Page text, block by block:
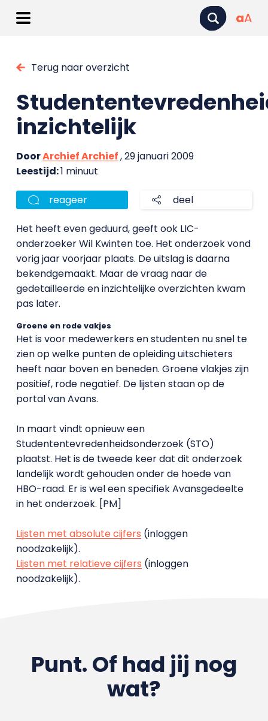
aA
Terug naar overzicht
inzichtelijk
DoorArchief Archief, 29 januari 2009
Leestijd:1 minuut
reageer deel
Het heeft even geduurd, geeft ook LIC-
onderzoeker Wil Kwinten toe. Het onderzoek vond
vorig jaar voorjaar plaats. De uitslag is daarna
bekendgemaakt. Maar de vraag naar de
gedetailleerde en inzichtelijke overzichten kwam
pas later.
Groene en rode vakjes
Het is voor medewerkers en studenten nu snel te
zien op welke punten de opleiding uitschieters
heeft naar boven en beneden. Groene vlakjes zijn
positief, rode negatief. De lijsten staan op de
portal van Avans.
In maart vindt opnieuw een
Studententevredenheidsonderzoek (STO)
plaatst. Het is de tweede keer dat dit onderzoek
landelijk wordt gehouden onder de hoede van
HBO-raad. Er is wel een specifiek Avansgedeelte
in het onderzoek. [PM]
Lijsten met absolute cijfers (inloggen
noodzakelijk).
Lijsten met relatieve cijfers (inloggen
noodzakelijk).
Punt. Of had jij nog
wat?